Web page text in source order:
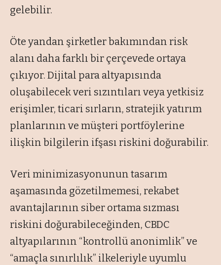
gelebilir.
Öte yandan şirketler bakımından risk
alanı daha farklı bir çerçevede ortaya
çıkıyor. Dijital para altyapısında
oluşabilecek veri sızıntıları veya yetkisiz
erişimler, ticari sırların, stratejik yatırım
planlarının ve müşteri portföylerine
ilişkin bilgilerin ifşası riskini doğurabilir.
Veri minimizasyonunun tasarım
aşamasında gözetilmemesi, rekabet
avantajlarının siber ortama sızması
riskini doğurabileceğinden, CBDC
altyapılarının “kontrollü anonimlik” ve
“amaçla sınırlılık” ilkeleriyle uyumlu